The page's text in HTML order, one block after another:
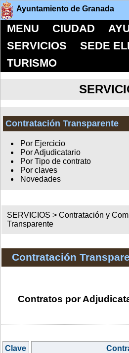
Ayuntamiento de Granada
MENU CIUDAD
SERVICIOS
SEDE
TURISMO
Contratación Transparente
Por Ejercicio
Por Adjudicatario
Por Tipo de contrato
Por claves
Novedades
SERVICIOS >Contratación y
Transparente
Contratación
Contratos por
Clave